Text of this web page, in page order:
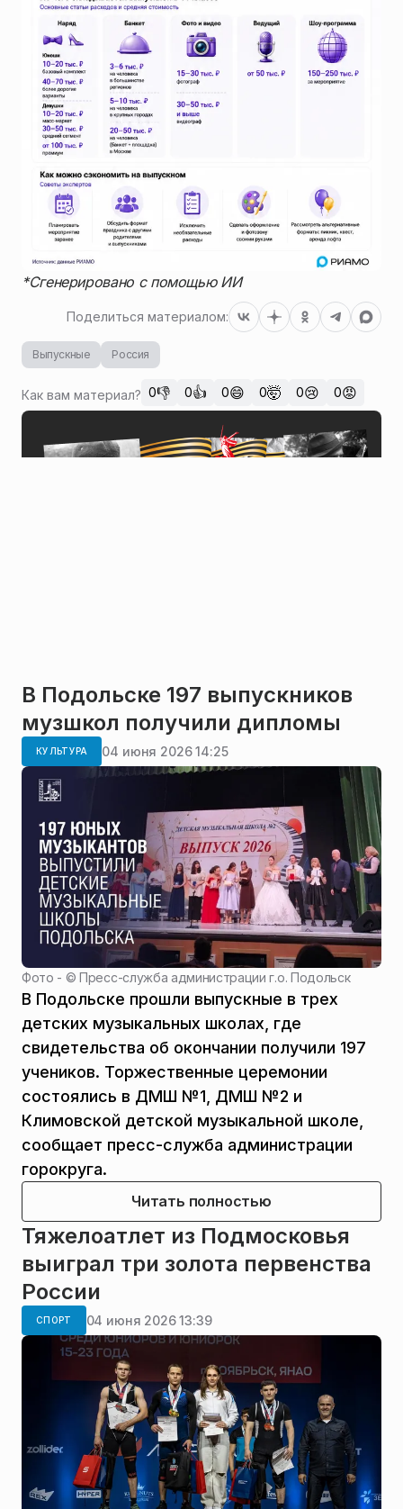
*Сгенерировано с помощью ИИ
Поделиться материалом:
Выпускные Россия
Как вам материал? 0👎 0👍 0😄 0🤯 0😢 0😡
В Подольске 197 выпускников
музшкол получили дипломы
КУЛЬТУРА 04 июня 2026 14:25
Фото - © Пресс-служба администрации г.о. Подольск
В Подольске прошли выпускные в трех
детских музыкальных школах, где
свидетельства об окончании получили 197
учеников. Торжественные церемонии
состоялись в ДМШ №1, ДМШ №2 и
Климовской детской музыкальной школе,
сообщает пресс-служба администрации
горокруга.
Читать полностью
Тяжелоатлет из Подмосковья
выиграл три золота первенства
России
СПОРТ 04 июня 2026 13:39